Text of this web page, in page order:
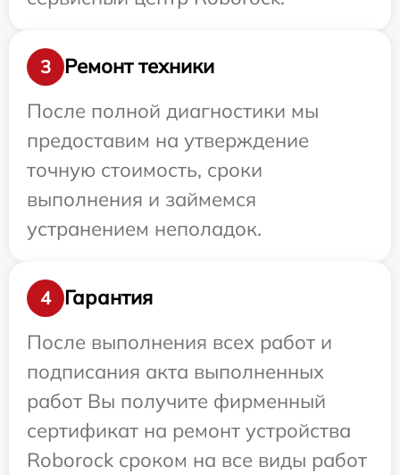
3
Ремонт техники
После полной диагностики мы
предоставим на утверждение
точную стоимость, сроки
выполнения и займемся
устранением неполадок.
4
Гарантия
После выполнения всех работ и
подписания акта выполненных
работ Вы получите фирменный
сертификат на ремонт устройства
Roborock сроком на все виды работ